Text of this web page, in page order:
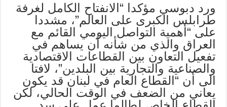
ورد دبوسي مؤكدا “الانفتاح الكامل لغرفة
طرابلس الكبرى على العالم”، مشددا
على “أهمية التواصل اليومي القائم مع
العراق والذي من شأنه أن يساهم في
تفعيل التعاون بين القطاعات الاقتصادية
والصناعية والتجارية بين البلدين”، لافتا
الى أن “القطاع العام في لبنان قد يكون
يعاني من الضعف في الوقت الحالي، لكن